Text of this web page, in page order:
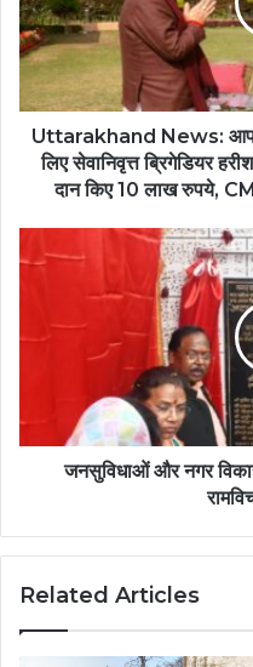
और
वंचित
बच्चों
की
मदद
सेवानिवृत्त
चंद्र
मुख्यमंत्री
रुपये,
धामी
Uttarakhand News: आपदा
लिए सेवानिवृत्त ब्रिगेडियर
दान किए 10 लाख रुपये,
और
में
पूंजी
की
जनसुविधाओं और नगर
Related Articles